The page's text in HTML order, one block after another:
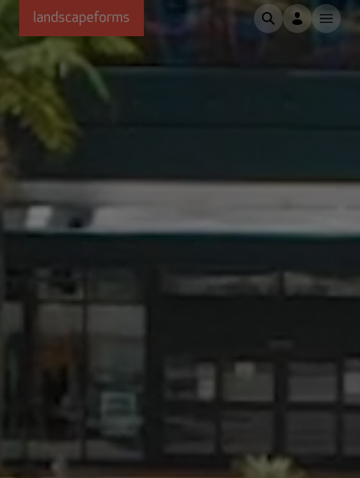
Passer au contenu principal